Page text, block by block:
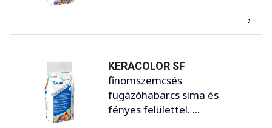
KERACOLOR SF
finomszemcsés
fugázóhabarcs sima és
fényes felülettel. ...